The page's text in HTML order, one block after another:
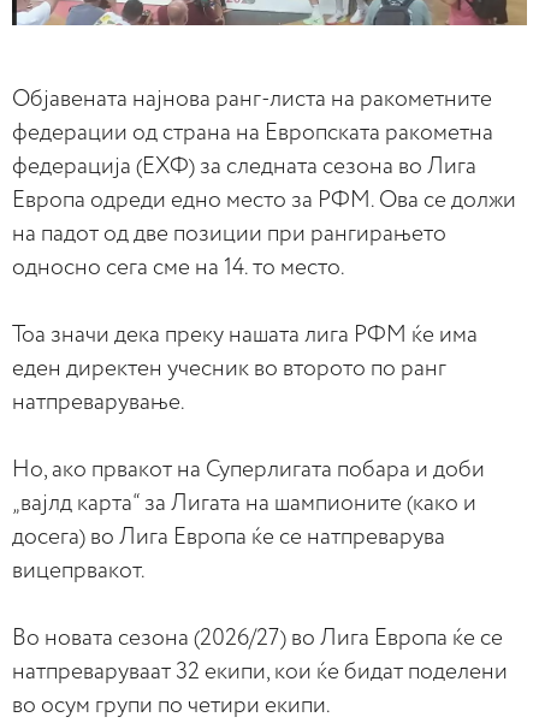
Објавената најнова ранг-листа на ракометните
федерации од страна на Европската ракометна
федерација (ЕХФ) за следната сезона во Лига
Европа одреди едно место за РФМ. Ова се должи
на падот од две позиции при рангирањето
односно сега сме на 14. то место.
Тоа значи дека преку нашата лига РФМ ќе има
еден директен учесник во второто по ранг
натпреварување.
Но, ако првакот на Суперлигата побара и доби
„вајлд карта“ за Лигата на шампионите (како и
досега) во Лига Европа ќе се натпреварува
вицепрвакот.
Во новата сезона (2026/27) во Лига Европа ќе се
натпреваруваат 32 екипи, кои ќе бидат поделени
во осум групи по четири екипи.